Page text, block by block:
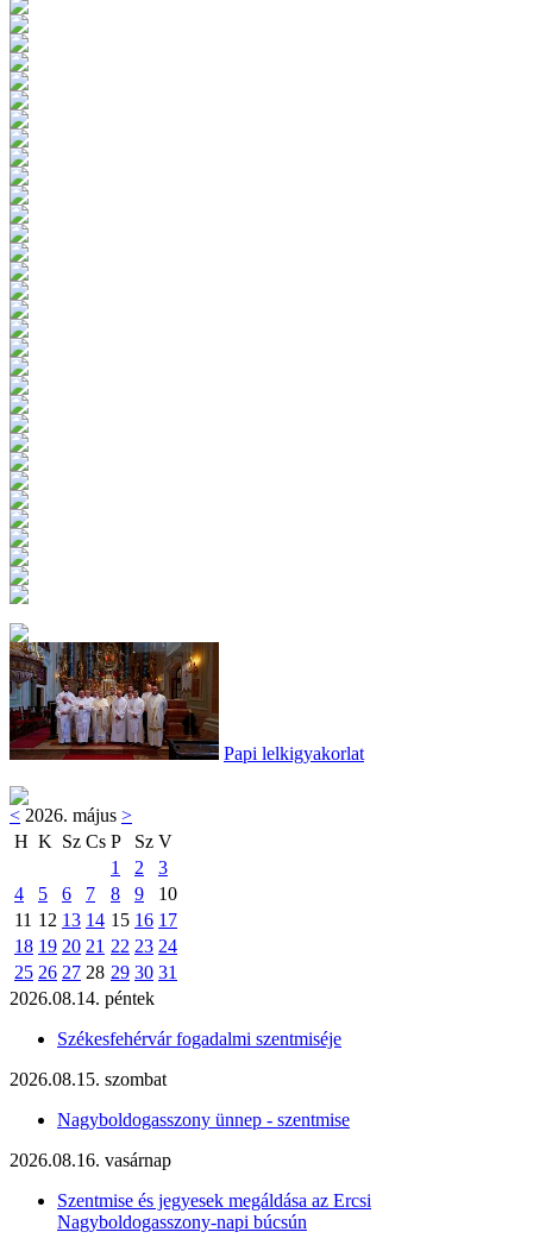
Papi lelkigyakorlat
< 2026. május >
H K Sz Cs P Sz V
1
2
3
4
5 6 7 8 9
10
11 12 13 14 15 16 17
18 19 20 21 22 23 24
25 26 27 28 29 30 31
2026.08.14. péntek
Székesfehérvár fogadalmi szentmiséje
2026.08.15. szombat
Nagyboldogasszony ünnep - szentmise
2026.08.16. vasárnap
Szentmise és jegyesek megáldása az Ercsi
Nagyboldogasszony-napi búcsún